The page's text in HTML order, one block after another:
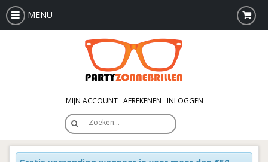
MENU
MIJN ACCOUNT AFREKENEN INLOGGEN
Zoeken…